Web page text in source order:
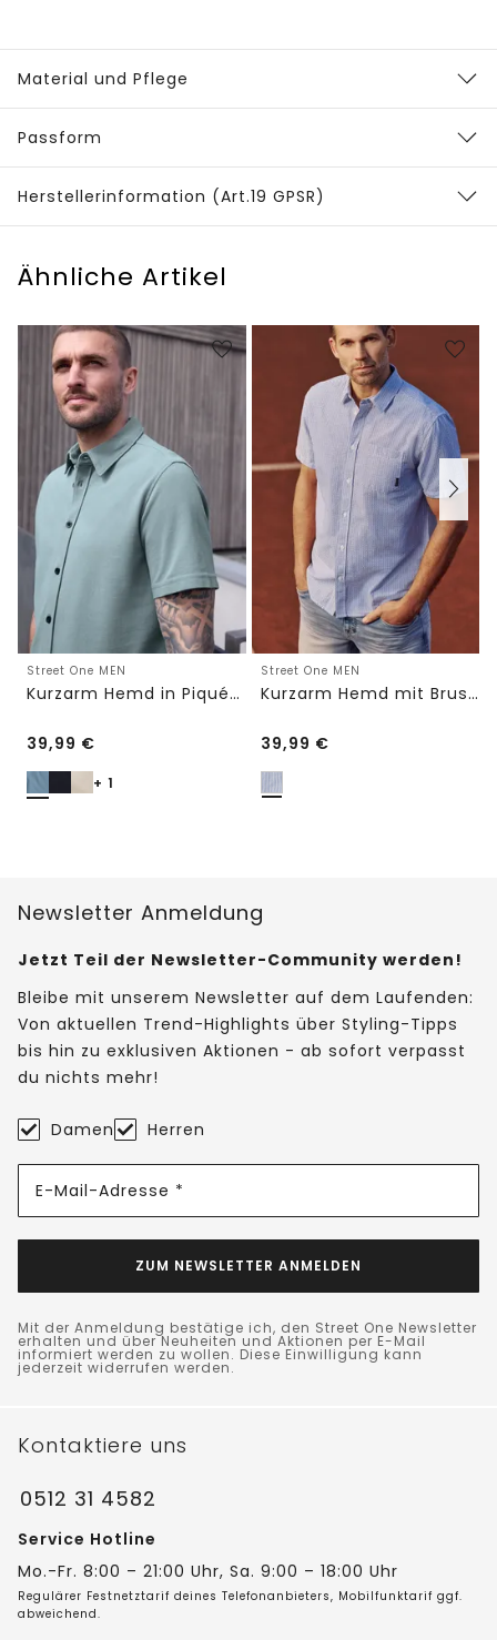
Material und Pflege
Passform
Herstellerinformation (Art.19 GPSR)
Ähnliche Artikel
Street One MEN
Kurzarm Hemd in Piqué-Qualität
39,99 €
+ 1
Street One MEN
Kurzarm Hemd mit Brusttasche und Streifen
39,99 €
Newsletter Anmeldung
Jetzt Teil der Newsletter-Community werden!
Bleibe mit unserem Newsletter auf dem Laufenden:
Von aktuellen Trend-Highlights über Styling-Tipps
bis hin zu exklusiven Aktionen - ab sofort verpasst
du nichts mehr!
Damen Herren
E-Mail-Adresse *
ZUM NEWSLETTER ANMELDEN
Mit der Anmeldung bestätige ich, den Street One Newsletter
erhalten und über Neuheiten und Aktionen per E-Mail
informiert werden zu wollen. Diese Einwilligung kann
jederzeit widerrufen werden.
Kontaktiere uns
0512 31 4582
Service Hotline
Mo.-Fr. 8:00 – 21:00 Uhr, Sa. 9:00 – 18:00 Uhr
Regulärer Festnetztarif deines Telefonanbieters, Mobilfunktarif ggf.
abweichend.